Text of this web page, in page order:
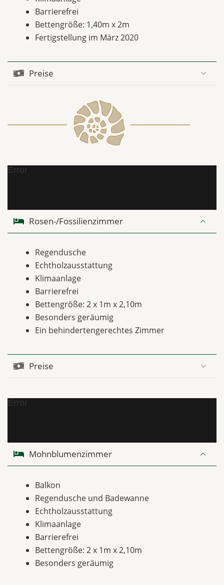
Barrierefrei
Bettengröße: 1,40m x 2m
Fertigstellung im März 2020
Preise
Error
Rosen-/Fossilienzimmer
Regendusche
Echtholzausstattung
Klimaanlage
Barrierefrei
Bettengröße: 2 x 1m x 2,10m
Besonders geräumig
Ein behindertengerechtes Zimmer
Preise
Error
Mohnblumenzimmer
Balkon
Regendusche und Badewanne
Echtholzausstattung
Klimaanlage
Barrierefrei
Bettengröße: 2 x 1m x 2,10m
Besonders geräumig